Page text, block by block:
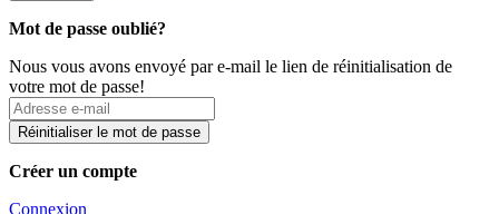
Mot de passe oublié?
Nous vous avons envoyé par e-mail le lien de réinitialisation de
votre mot de passe!
Réinitialiser le mot de passe
Créer un compte
Connexion